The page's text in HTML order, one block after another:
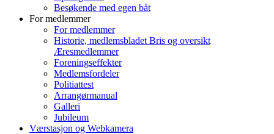
Besøkende med egen båt
For medlemmer
For medlemmer
Historie, medlemsbladet Bris og oversikt
Æresmedlemmer
Foreningseffekter
Medlemsfordeler
Politiattest
Arrangørmanual
Galleri
Jubileum
Værstasjon og Webkamera